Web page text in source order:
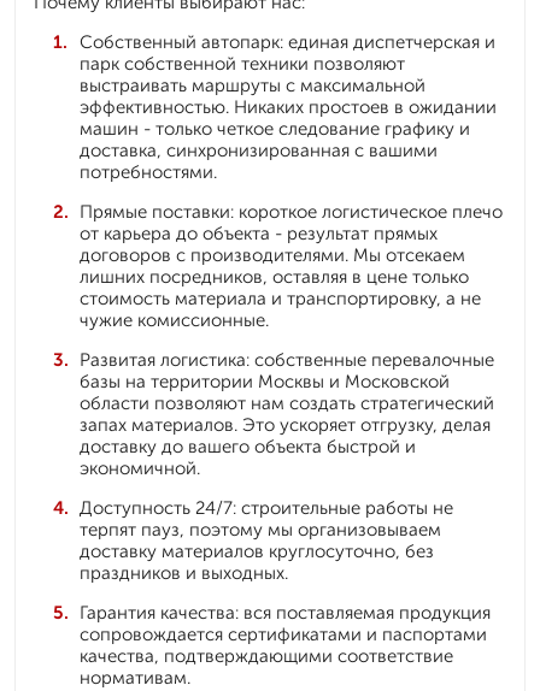
Собственный автопарк: единая диспетчерская и
парк собственной техники позволяют
выстраивать маршруты с максимальной
эффективностью. Никаких простоев в ожидании
машин - только четкое следование графику и
доставка, синхронизированная с вашими
потребностями.
Прямые поставки: короткое логистическое плечо
от карьера до объекта - результат прямых
договоров с производителями. Мы отсекаем
лишних посредников, оставляя в цене только
стоимость материала и транспортировку, а не
чужие комиссионные.
Развитая логистика: собственные перевалочные
базы на территории Москвы и Московской
области позволяют нам создать стратегический
запах материалов. Это ускоряет отгрузку, делая
доставку до вашего объекта быстрой и
экономичной.
Доступность 24/7: строительные работы не
терпят пауз, поэтому мы организовываем
доставку материалов круглосуточно, без
праздников и выходных.
Гарантия качества: вся поставляемая продукция
сопровождается сертификатами и паспортами
качества, подтверждающими соответствие
нормативам.